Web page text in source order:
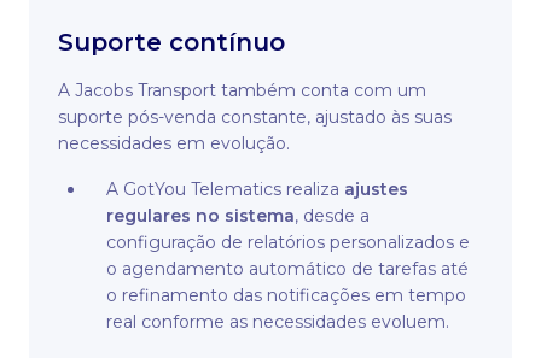
Suporte contínuo
A Jacobs Transport também conta com um
suporte pós-venda constante, ajustado às suas
necessidades em evolução.
A GotYou Telematics realiza ajustes
regulares no sistema, desde a
configuração de relatórios personalizados e
o agendamento automático de tarefas até
o refinamento das notificações em tempo
real conforme as necessidades evoluem.